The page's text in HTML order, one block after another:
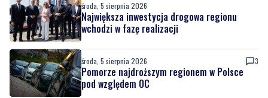
środa, 5 sierpnia 2026
Największa inwestycja drogowa regionu
wchodzi w fazę realizacji
środa, 5 sierpnia 2026 3
Pomorze najdroższym regionem w Polsce
pod względem OC